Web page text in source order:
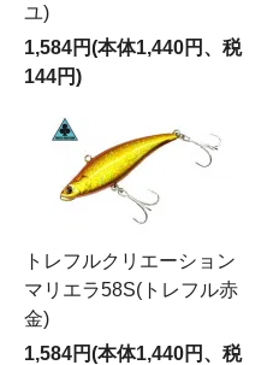
ユ)
1,584円(本体1,440円、税
144円)
トレフルクリエーション
マリエラ58S(トレフル赤
金)
1,584円(本体1,440円、税